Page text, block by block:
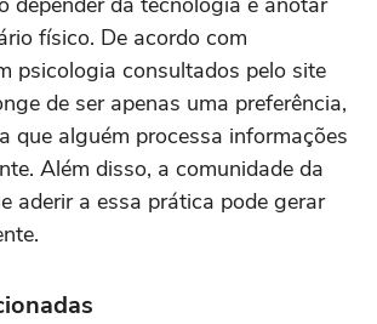
físico. De acordo com
psicologia consultados pelo site
de ser apenas uma preferência,
que alguém processa informações
Além disso, a comunidade da
aderir a essa prática pode gerar